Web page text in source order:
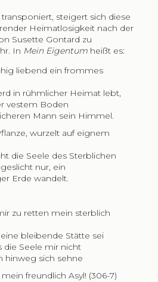
steigert sich diese
Heimatlosigkeit nach der
Susette Gontard zu
In Mein Eigentumheißt es:
liebend ein frommes
in rühmlicher Heimat lebt,
vestem Boden
Mann sein Himmel.
wurzelt auf eignem
die Seele des Sterblichen
nur, ein
Erde wandelt.
zu retten mein sterblich
bleibende Stätte sei
die Seele mir nicht
hinweg sich sehne
freundlich Asyl! (306-7)